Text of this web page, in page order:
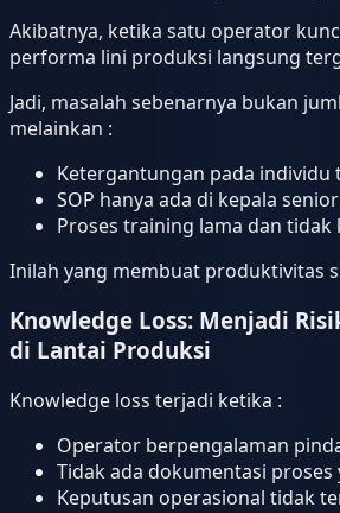
Akibatnya, ketika satu operator
performa lini produksi langsung
Jadi, masalah sebenarnya bukan
melainkan :
Ketergantungan pada individu
SOP hanya ada di kepala
Proses training lama dan tidak
Inilah yang membuat produktivitas
Knowledge Loss: Menjadi
di Lantai Produksi
Knowledge loss terjadi ketika :
Operator berpengalaman
Tidak ada dokumentasi proses
Keputusan operasional tidak